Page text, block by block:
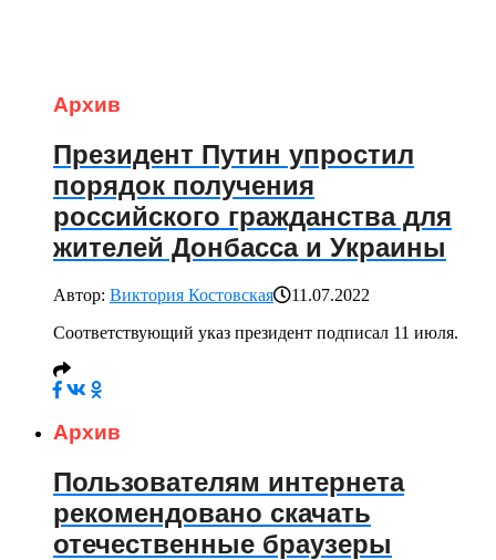
Архив
Президент Путин упростил
порядок получения
российского гражданства для
жителей Донбасса и Украины
Автор: Виктория Костовская
11.07.2022
Соответствующий указ президент подписал 11 июля.
Архив
Пользователям интернета
рекомендовано скачать
отечественные браузеры